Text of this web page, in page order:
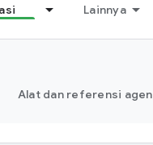
Lainnya
Alat dan referensi agen